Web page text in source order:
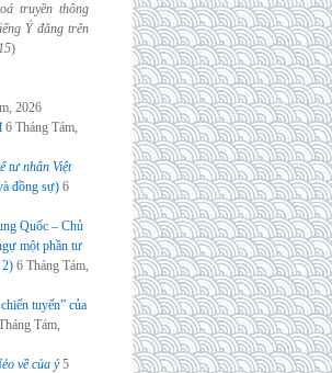
truyền thông
Ý đăng trên
)
2026
6 Tháng Tám,
tư nhân Việt
đồng sự) 6
Quốc – Chủ
một phần tư
6 Tháng Tám,
tuyến” của
Tám,
về của ý 5